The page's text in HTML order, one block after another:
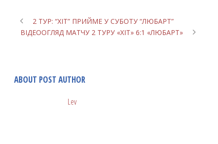
2 ТУР: “ХІТ” ПРИЙМЕ У СУБОТУ “ЛЮБАРТ”
ВІДЕООГЛЯД МАТЧУ 2 ТУРУ «ХІТ» 6:1 «ЛЮБАРТ»
ABOUT POST AUTHOR
Lev